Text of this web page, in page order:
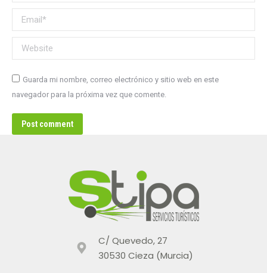
Email *
Website
Guarda mi nombre, correo electrónico y sitio web en este
navegador para la próxima vez que comente.
Post comment
C/ Quevedo, 27
30530 Cieza (Murcia)